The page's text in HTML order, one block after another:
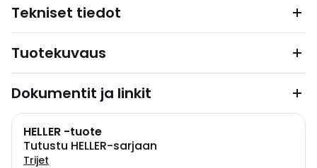
Tekniset tiedot
Tuotekuvaus
Dokumentit ja linkit
HELLER -tuote
Tutustu HELLER-sarjaan
Trijet